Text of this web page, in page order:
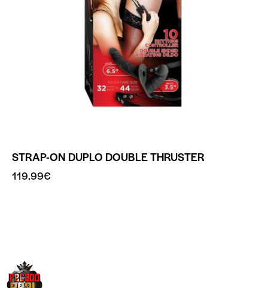
STRAP-ON DUPLO DOUBLE THRUSTER
119.99€